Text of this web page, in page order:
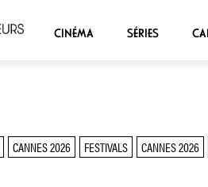
CINÉMA SÉRIES
CANNES 2026 FESTIVALS CANNES 2026